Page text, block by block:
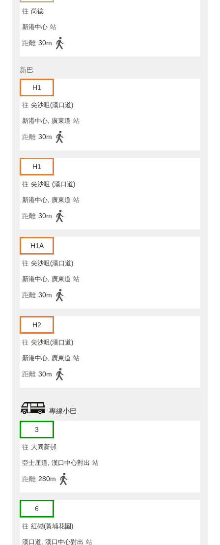
往 尚德
新港中心 站
距離 30m
新巴
H1
往 尖沙咀(漢口道)
新港中心, 廣東道 站
距離 30m
H1
往 尖沙咀 (漢口道)
新港中心, 廣東道 站
距離 30m
H1A
往 尖沙咀(漢口道)
新港中心, 廣東道 站
距離 30m
H2
往 尖沙咀(漢口道)
新港中心, 廣東道 站
距離 30m
專線小巴
3
往 大同新邨
亞士厘道, 漢口中心對出 站
距離 280m
6
往 紅磡(黃埔花園)
漢口道, 漢口中心對出 站